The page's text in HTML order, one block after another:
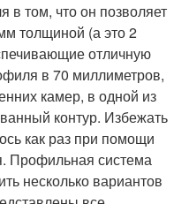
в том, что он позволяет
толщиной (а это 2
отличную
в 70 миллиметров,
камер, в одной из
контур. Избежать
как раз при помощи
Профильная система
несколько вариантов